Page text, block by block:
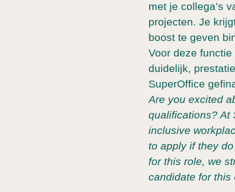
met je collega’s
projecten. Je
boost te geven
Voor deze
duidelijk,
SuperOffice
Are you excited
qualifications? At
inclusive
to apply if they
for this role, we
candidate for this